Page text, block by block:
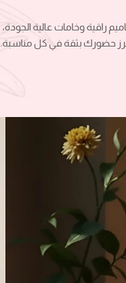
راقية وخامات عالية الجودة،
حضورك بثقة في كل مناسبة.